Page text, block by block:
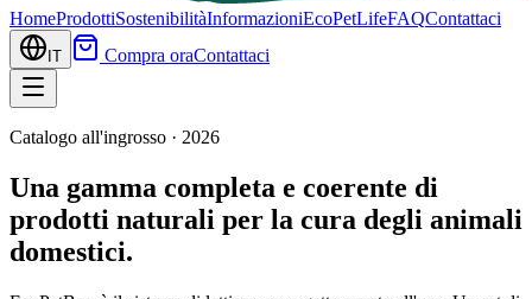
HomeProdottiSostenibilitàInformazioniEcoPetLifeFAQContattaci
IT Compra oraContattaci
Catalogo all'ingrosso · 2026
Una gamma completa e coerente di
prodotti naturali per la cura degli animali
domestici.